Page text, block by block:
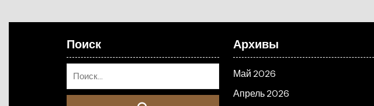
Поиск Архивы
Май 2026
Апрель 2026